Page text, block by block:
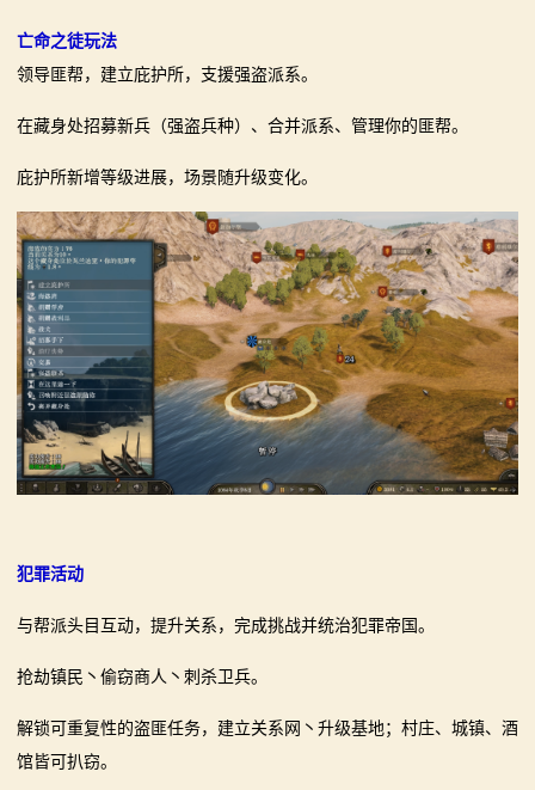
亡命之徒玩法
领导匪帮，建立庇护所，支援强盗派系。
在藏身处招募新兵（强盗兵种）、合并派系、管理你的匪帮。
庇护所新增等级进展，场景随升级变化。
犯罪活动
与帮派头目互动，提升关系，完成挑战并统治犯罪帝国。
抢劫镇民丶偷窃商人丶刺杀卫兵。
解锁可重复性的盗匪任务，建立关系网丶升级基地；村庄、城镇、酒
馆皆可扒窃。